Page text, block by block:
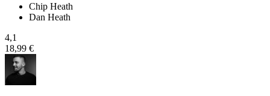
Chip Heath
Dan Heath
4,1
18,99 €